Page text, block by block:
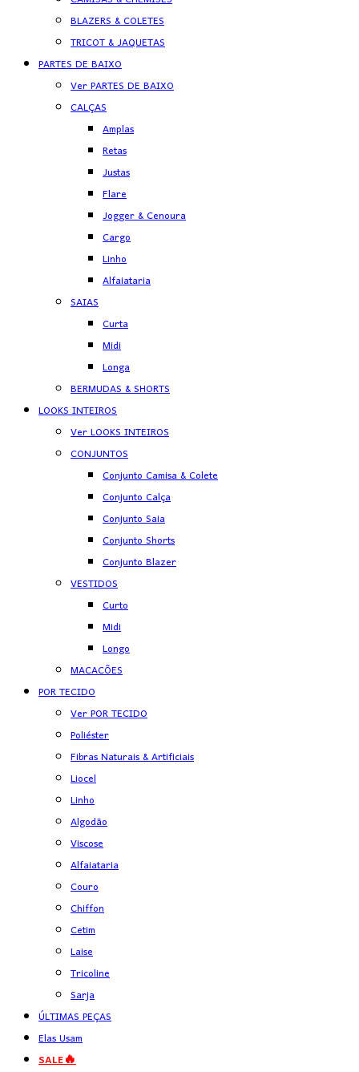
BLAZERS & COLETES
TRICOT & JAQUETAS
PARTES DE BAIXO
Ver PARTES DE BAIXO
CALÇAS
Amplas
Retas
Justas
Flare
Jogger & Cenoura
Cargo
Linho
Alfaiataria
SAIAS
Curta
Midi
Longa
BERMUDAS & SHORTS
LOOKS INTEIROS
Ver LOOKS INTEIROS
CONJUNTOS
Conjunto Camisa & Colete
Conjunto Calça
Conjunto Saia
Conjunto Shorts
Conjunto Blazer
VESTIDOS
Curto
Midi
Longo
MACACÕES
POR TECIDO
Ver POR TECIDO
Poliéster
Fibras Naturais & Artificiais
Liocel
Linho
Algodão
Viscose
Alfaiataria
Couro
Chiffon
Cetim
Laise
Tricoline
Sarja
ÚLTIMAS PEÇAS
Elas Usam
SALE🔥